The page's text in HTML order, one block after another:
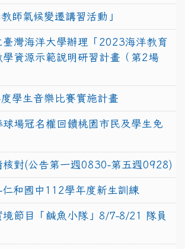
師氣候變遷講習活動」
臺灣海洋大學辦理「2023海洋教育
資源示範說明研習計畫（第2場
學生音樂比賽實施計畫
場冠名權回饋桃園市民及學生免
核對(公告第一週0830-第五週0928)
和國中112學年度新生訓練
境節目「鹹魚小隊」8/7-8/21 隊員